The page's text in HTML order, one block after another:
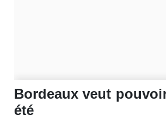
Bordeaux veut
été